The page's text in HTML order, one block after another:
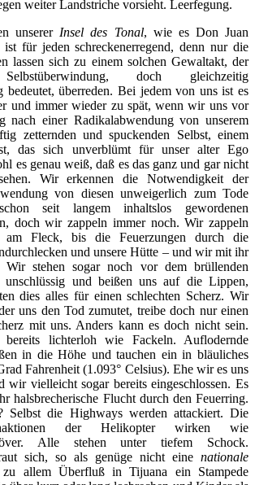
weiter Landstriche vorsieht. Leerfegung.
unserer Insel des Tonal, wie es Don Juan
ist für jeden schreckenerregend, denn nur die
lassen sich zu einem solchen Gewaltakt, der
doch gleichzeitig
bedeutet, überreden. Bei jedem von uns ist es
und immer wieder zu spät, wenn wir uns vor
nach einer Radikalabwendung von unserem
zetternden und spuckenden Selbst, einem
das sich unverblümt für unser alter Ego
es genau weiß, daß es das ganz und gar nicht
Wir erkennen die Notwendigkeit der
von diesen unweigerlich zum Tode
seit langem inhaltslos gewordenen
doch wir zappeln immer noch. Wir zappeln
am Fleck, bis die Feuerzungen durch die
und unsere Hütte – und wir mit ihr
Wir stehen sogar noch vor dem brüllenden
unschlüssig und beißen uns auf die Lippen,
dies alles für einen schlechten Scherz. Wir
uns den Tod zumutet, treibe doch nur einen
mit uns. Anders kann es doch nicht sein.
lichterloh wie Fackeln. Auflodernde
in die Höhe und tauchen ein in bläuliches
Fahrenheit (1.093° Celsius). Ehe wir es uns
wir vielleicht sogar bereits eingeschlossen. Es
halsbrecherische Flucht durch den Feuerring.
Selbst die Highways werden attackiert. Die
der Helikopter wirken wie
Alle stehen unter tiefem Schock.
sich, so als genüge nicht eine nationale
allem Überfluß in Tijuana ein Stampede